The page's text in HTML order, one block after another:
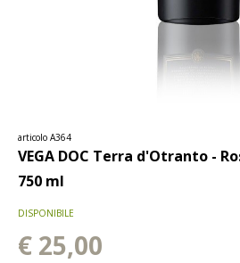
articolo A364
VEGA DOC Terra d'Otranto -
750 ml
DISPONIBILE
€ 25,00